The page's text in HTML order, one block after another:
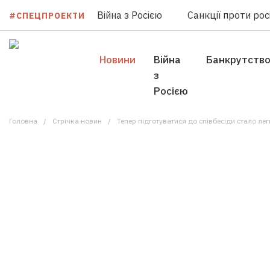
#СПЕЦПРОЕКТИ Війна з Росією Санкції проти
Новини
Війна
з
Росією
Банкрутство
Головна Стрічка новин Тепер підготуватися до співбесіди стало